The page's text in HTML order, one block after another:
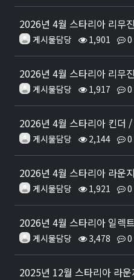
게시물담당 1,901 0
게시물담당 1,917 0
게시물담당 2,144 0
게시물담당 1,921 0
게시물담당 3,478 0